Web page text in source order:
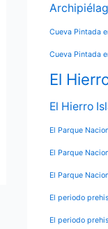
Cueva Pintada
Cueva Pintada
El
El Hierro
El Parque
El Parque
El Parque
El periodo
El periodo